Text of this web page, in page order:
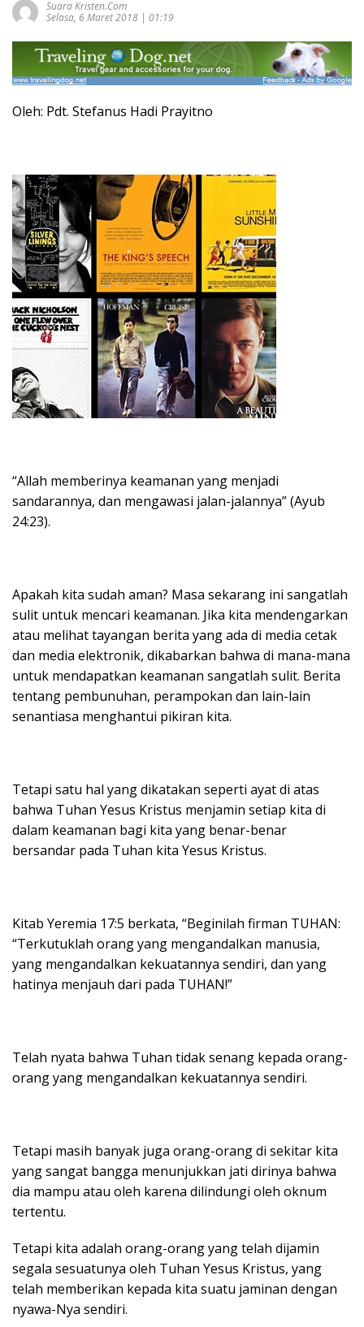
Suara Kristen.com
Selasa, 6 Maret 2018 | 01:19
Oleh: Pdt. Stefanus Hadi Prayitno
“Allah memberinya keamanan yang menjadi
sandarannya, dan mengawasi jalan-jalannya” (Ayub
24:23).
Apakah kita sudah aman? Masa sekarang ini sangatlah
sulit untuk mencari keamanan. Jika kita mendengarkan
atau melihat tayangan berita yang ada di media cetak
dan media elektronik, dikabarkan bahwa di mana-mana
untuk mendapatkan keamanan sangatlah sulit. Berita
tentang pembunuhan, perampokan dan lain-lain
senantiasa menghantui pikiran kita.
Tetapi satu hal yang dikatakan seperti ayat di atas
bahwa Tuhan Yesus Kristus menjamin setiap kita di
dalam keamanan bagi kita yang benar-benar
bersandar pada Tuhan kita Yesus Kristus.
Kitab Yeremia 17:5 berkata, “Beginilah firman TUHAN:
“Terkutuklah orang yang mengandalkan manusia,
yang mengandalkan kekuatannya sendiri, dan yang
hatinya menjauh dari pada TUHAN!”
Telah nyata bahwa Tuhan tidak senang kepada orang-
orang yang mengandalkan kekuatannya sendiri.
Tetapi masih banyak juga orang-orang di sekitar kita
yang sangat bangga menunjukkan jati dirinya bahwa
dia mampu atau oleh karena dilindungi oleh oknum
tertentu.
Tetapi kita adalah orang-orang yang telah dijamin
segala sesuatunya oleh Tuhan Yesus Kristus, yang
telah memberikan kepada kita suatu jaminan dengan
nyawa-Nya sendiri.